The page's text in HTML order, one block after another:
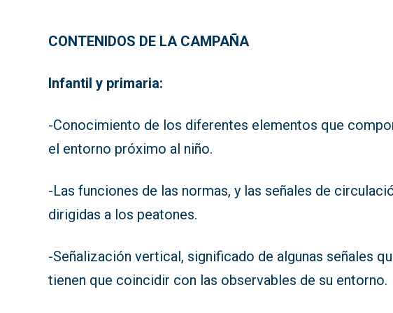
CONTENIDOS DE LA CAMPAÑA
Infantil y primaria:
-Conocimiento de los diferentes elementos que
el entorno próximo al niño.
-Las funciones de las normas, y las señales de
dirigidas a los peatones.
-Señalización vertical, significado de algunas señales
tienen que coincidir con las observables de su entorno.